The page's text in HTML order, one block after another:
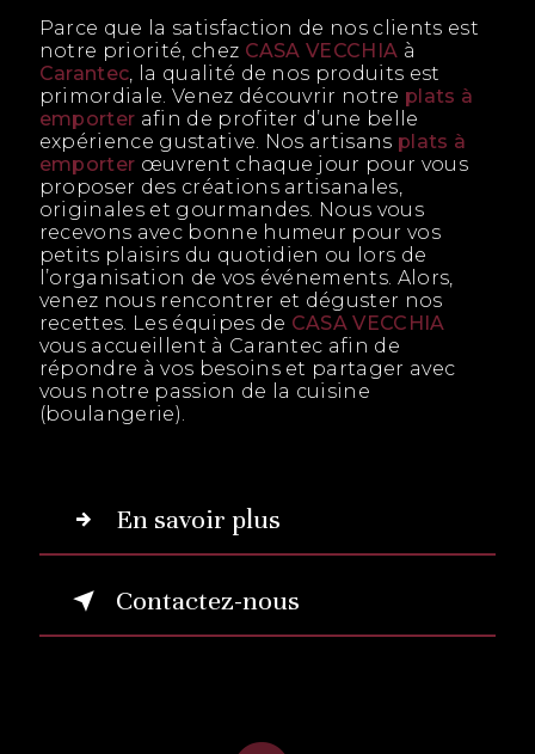
Parce que la satisfaction de nos clients est
notre priorité, chez CASA VECCHIA à
Carantec, la qualité de nos produits est
primordiale. Venez découvrir notre plats à
emporter afin de profiter d’une belle
expérience gustative. Nos artisans plats à
emporter œuvrent chaque jour pour vous
proposer des créations artisanales,
originales et gourmandes. Nous vous
recevons avec bonne humeur pour vos
petits plaisirs du quotidien ou lors de
l’organisation de vos événements. Alors,
venez nous rencontrer et déguster nos
recettes. Les équipes de CASA VECCHIA
vous accueillent à Carantec afin de
répondre à vos besoins et partager avec
vous notre passion de la cuisine
(boulangerie).
En savoir plus
Contactez-nous